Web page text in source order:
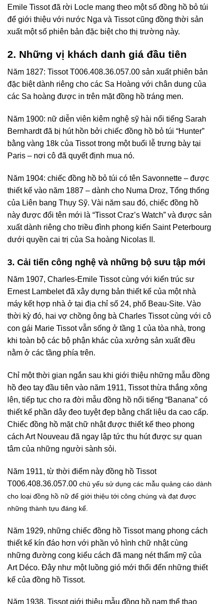
Emile Tissot đã rời Locle mang theo một số đồng hồ bỏ túi
để giới thiệu với nước Nga và Tissot cũng đồng thời sản
xuất một số phiên bản đặc biệt cho thị trường này.
2. Những vị khách danh giá đầu tiên
Năm 1827: Tissot T006.408.36.057.00 sản xuất phiên bản
đặc biệt dành riêng cho các Sa Hoàng với chân dung của
các Sa hoàng được in trên mặt đồng hồ tráng men.
Năm 1900: nữ diễn viên kiêm nghệ sỹ hài nổi tiếng Sarah
Bernhardt đã bị hút hồn bởi chiếc đồng hồ bỏ túi “Hunter”
bằng vàng 18k của Tissot trong một buổi lễ trưng bày tại
Paris – nơi cô đã quyết định mua nó.
Năm 1904: chiếc đồng hồ bỏ túi có tên Savonnette – được
thiết kế vào năm 1887 – dành cho Numa Droz, Tổng thống
của Liên bang Thụy Sỹ. Vài năm sau đó, chiếc đồng hồ
này được đổi tên mới là “Tissot Craz’s Watch” và được sản
xuất dành riêng cho triều đình phong kiến Saint Peterbourg
dưới quyền cai trị của Sa hoàng Nicolas II.
3. Cải tiến công nghệ và những bộ sưu tập mới
Năm 1907, Charles-Emile Tissot cùng với kiến trúc sư
Ernest Lambelet đã xây dựng bản thiết kế của một nhà
máy kết hợp nhà ở tại địa chỉ số 24, phố Beau-Site. Vào
thời kỳ đó, hai vợ chồng ông bà Charles Tissot cùng với cô
con gái Marie Tissot vẫn sống ở tầng 1 của tòa nhà, trong
khi toàn bộ các bộ phận khác của xưởng sản xuất đều
nằm ở các tầng phía trên.
Chỉ một thời gian ngắn sau khi giới thiệu những mẫu đồng
hồ đeo tay đầu tiên vào năm 1911, Tissot thừa thắng xông
lên, tiếp tục cho ra đời mẫu đồng hồ nổi tiếng “Banana” có
thiết kế phần dây đeo tuyệt đẹp bằng chất liệu da cao cấp.
Chiếc đồng hồ mặt chữ nhật được thiết kế theo phong
cách Art Nouveau đã ngay lập tức thu hút được sự quan
tâm của những người sành sỏi.
Năm 1911, từ thời điểm này đồng hồ Tissot
T006.408.36.057.00 chủ yếu sử dụng các mẫu quảng cáo dành
cho loại đồng hồ nữ để giới thiệu tới công chúng và đạt được
những thành tựu đáng kể.
Năm 1929, những chiếc đồng hồ Tissot mang phong cách
thiết kế kín đáo hơn với phần vỏ hình chữ nhật cùng
những đường cong kiểu cách đã mang nét thẩm mỹ của
Art Déco. Đây như một luồng gió mới thổi đến những thiết
kế của đồng hồ Tissot.
Năm 1938, Tissot giới thiệu mẫu đồng hồ nam thể thao